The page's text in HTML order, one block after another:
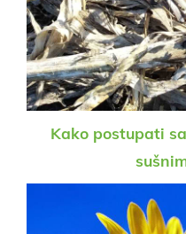
Kako postupati